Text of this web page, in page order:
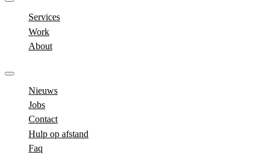
Services
Work
About
Nieuws
Jobs
Contact
Hulp op afstand
Faq